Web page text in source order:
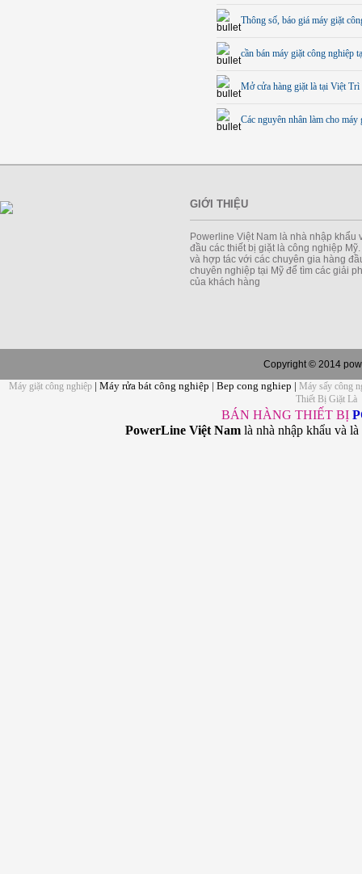
Thông số, báo giá máy giặt
cần bán máy giặt công nghiệp
Mở cửa hàng giặt là tại Việt
Các nguyên nhân làm cho máy
GIỚI THIỆU
Powerline Việt Nam là nhà nhập khẩu
đầu các thiết bị giặt là công nghiệp
và hợp tác với các chuyên gia hàng
chuyên nghiệp tại Mỹ để tìm các giải
của khách hàng
Copyright © 2014
Máy giặt công nghiệp | Máy rửa bát công nghiệp | Bep cong nghiep | Máy sấy công
Thiết Bị Giặt Là
BÁN HÀNG THIẾT BỊ
PowerLine Việt Nam là nhà nhập khẩu và